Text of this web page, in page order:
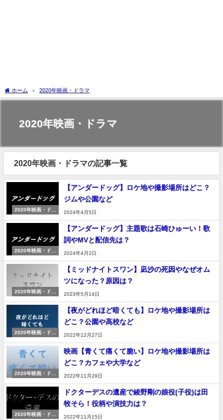
ホーム 2020年映画・ドラマ
2020年映画・ドラマ
2020年映画・ドラマの記事一覧
2020年映画・ドラ
【アンダードッグ】ロケ地や撮影場所はどこ？
ジムや公園など
2024年4月5日
2020年映画・ドラ
【アンダードッグ】主題歌は石崎ひゅーい！歌
詞やMVと配信先は？
2024年4月2日
2020年映画・ドラ
【ミッドナイトスワン】凪沙の死因やなぜオム
ツになった？原因は？
2023年5月14日
2020年映画・ドラ
【夜がどれほど暗くても】ロケ地や撮影場所は
どこ？公園や高校など
2022年12月27日
2020年映画・ドラ
映画【青くて痛くて脆い】ロケ地や撮影場所は
どこ？カフェや大学など
2022年11月29日
2020年映画・ドラ
ドクターデスの遺産で綾野剛の娘役(子役)は田
牧そら！役柄や演技力は？
2022年11月15日